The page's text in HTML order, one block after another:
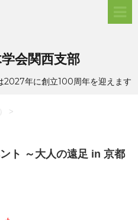
会関西支部
2027年に創立100周年を迎えます
>
ト ～大人の遠足 in 京都